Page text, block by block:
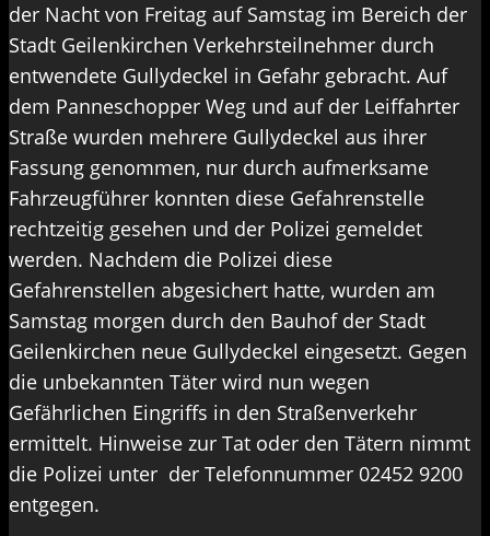
der Nacht von Freitag auf Samstag im Bereich der
Stadt Geilenkirchen Verkehrsteilnehmer durch
entwendete Gullydeckel in Gefahr gebracht. Auf
dem Panneschopper Weg und auf der Leiffahrter
Straße wurden mehrere Gullydeckel aus ihrer
Fassung genommen, nur durch aufmerksame
Fahrzeugführer konnten diese Gefahrenstelle
rechtzeitig gesehen und der Polizei gemeldet
werden. Nachdem die Polizei diese
Gefahrenstellen abgesichert hatte, wurden am
Samstag morgen durch den Bauhof der Stadt
Geilenkirchen neue Gullydeckel eingesetzt. Gegen
die unbekannten Täter wird nun wegen
Gefährlichen Eingriffs in den Straßenverkehr
ermittelt. Hinweise zur Tat oder den Tätern nimmt
die Polizei unter der Telefonnummer 02452 9200
entgegen.